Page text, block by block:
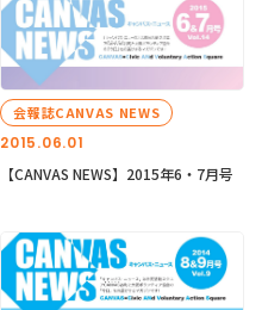
2015.06.01
会報誌CANVAS NEWS
【CANVAS NEWS】2015年6・7月号